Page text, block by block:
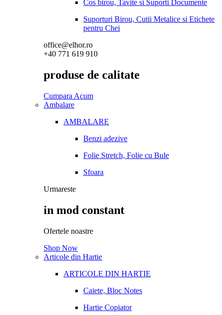
Cos birou, Tavite si Suporti Documente
Suporturi Birou, Cutii Metalice si Etichete
pentru Chei
office@elhor.ro
+40 771 619 910
produse de calitate
Cumpara Acum
Ambalare
AMBALARE
Benzi adezive
Folie Stretch, Folie cu Bule
Sfoara
Urmareste
in mod constant
Ofertele noastre
Shop Now
Articole din Hartie
ARTICOLE DIN HARTIE
Caiete, Bloc Notes
Hartie Copiator